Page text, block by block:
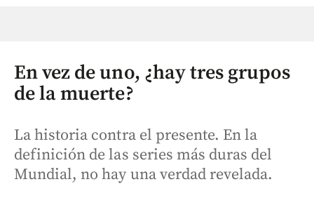
En vez de uno, ¿hay tres grupos
de la muerte?
La historia contra el presente. En la
definición de las series más duras del
Mundial, no hay una verdad revelada.